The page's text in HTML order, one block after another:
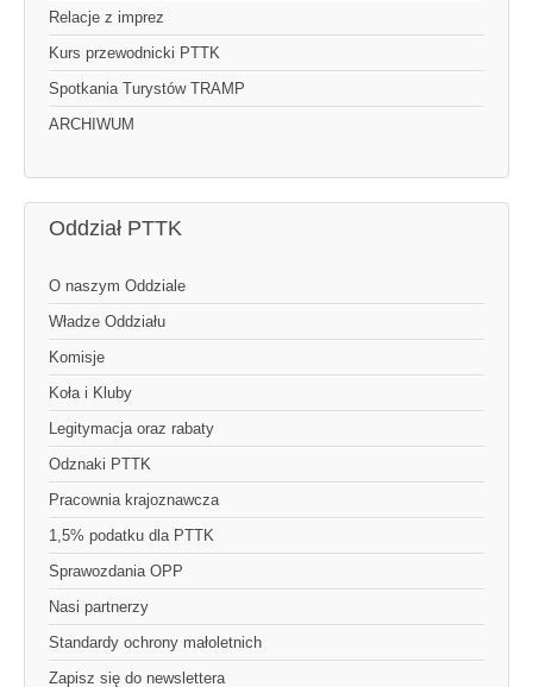
Relacje z imprez
Kurs przewodnicki PTTK
Spotkania Turystów TRAMP
ARCHIWUM
Oddział PTTK
O naszym Oddziale
Władze Oddziału
Komisje
Koła i Kluby
Legitymacja oraz rabaty
Odznaki PTTK
Pracownia krajoznawcza
1,5% podatku dla PTTK
Sprawozdania OPP
Nasi partnerzy
Standardy ochrony małoletnich
Zapisz się do newslettera